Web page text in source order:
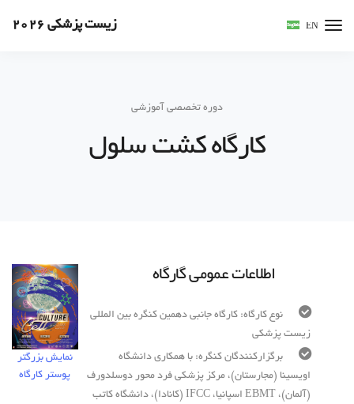
زیست پزشکی 2026 EN
دوره تخصصی آموزشی
کارگاه کشت سلول
نمایش بزرگتر
پوستر کارگاه
اطلاعات عمومی گارگاه
نوع کارگاه: کارگاه جانبی دهمین کنگره بین المللی
زیست پزشکی
برگزارکنندگان کنگره: با همکاری دانشگاه
اویسینا (مجارستان)، مرکز پزشکی فرد محور دوسلدورف
(آلمان)، EBMT اسپانیا، IFCC (کانادا)، دانشگاه کاتب